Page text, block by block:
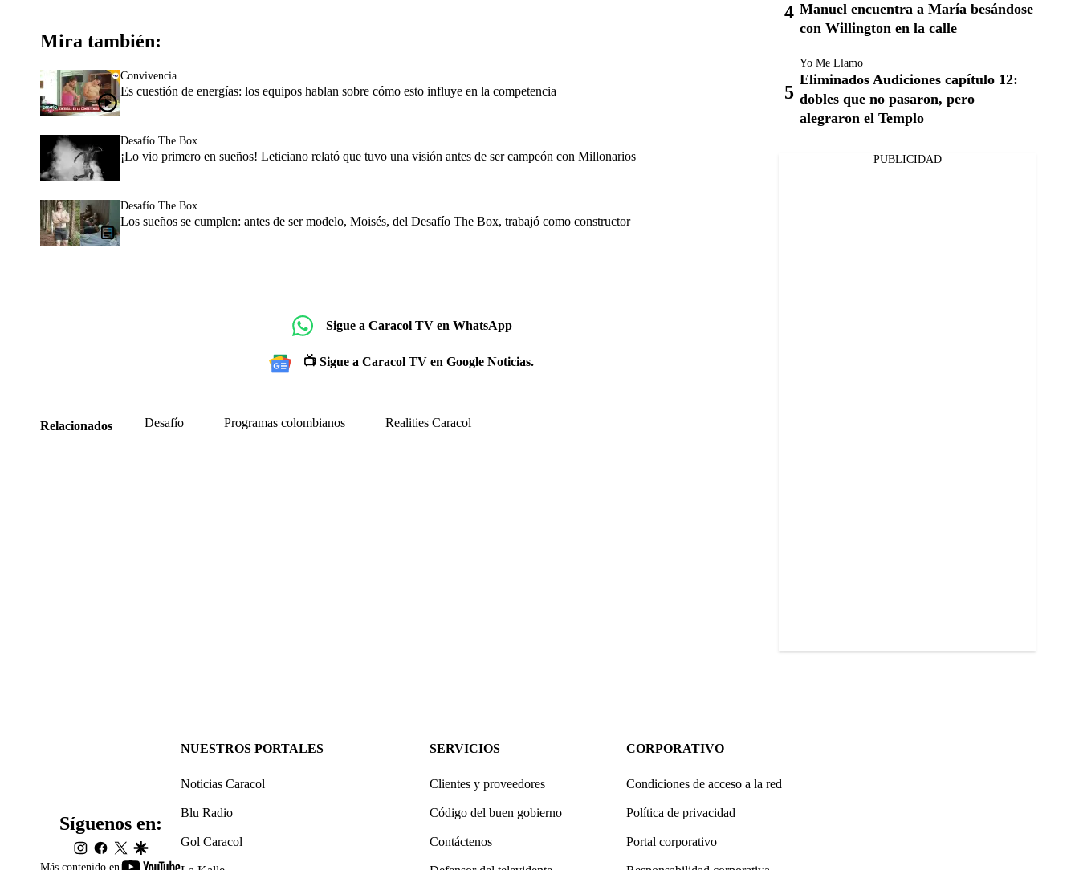
Mira también:
Convivencia
Es cuestión de energías: los equipos hablan sobre cómo esto influye en la competencia
Desafío The Box
¡Lo vio primero en sueños! Leticiano relató que tuvo una visión antes de ser campeón con Millonarios
Desafío The Box
Los sueños se cumplen: antes de ser modelo, Moisés, del Desafío The Box, trabajó como constructor
Sigue a Caracol TV en WhatsApp
📺 Sigue a Caracol TV en Google Noticias.
Relacionados Desafío Programas colombianos Realities Caracol
Manuel encuentra a María besándose
con Willington en la calle
Yo Me Llamo
Eliminados Audiciones capítulo 12:
dobles que no pasaron, pero
alegraron el Templo
PUBLICIDAD
Más contenido en youtube-
Síguenos en:
instagram
facebook
twittergoogle
NUESTROS PORTALES
Noticias Caracol
Blu Radio
Gol Caracol
SERVICIOS
Clientes y proveedores
Código del buen gobierno
Contáctenos
CORPORATIVO
Condiciones de acceso a la red
Política de privacidad
Portal corporativo